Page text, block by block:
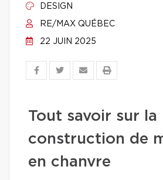
DESIGN
RE/MAX QUÉBEC
22 JUIN 2025
Tout savoir sur la
construction de
en chanvre